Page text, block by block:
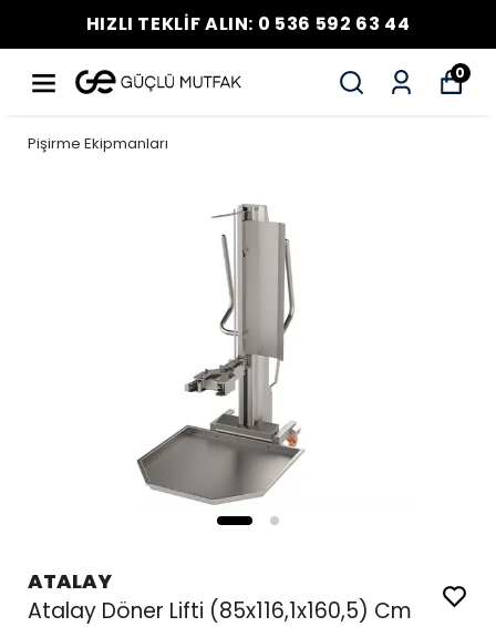
HIZLI TEKLİF ALIN: 0 536 592 63 44
0
Pişirme Ekipmanları
ATALAY
Atalay Döner Lifti (85x116,1x160,5) Cm